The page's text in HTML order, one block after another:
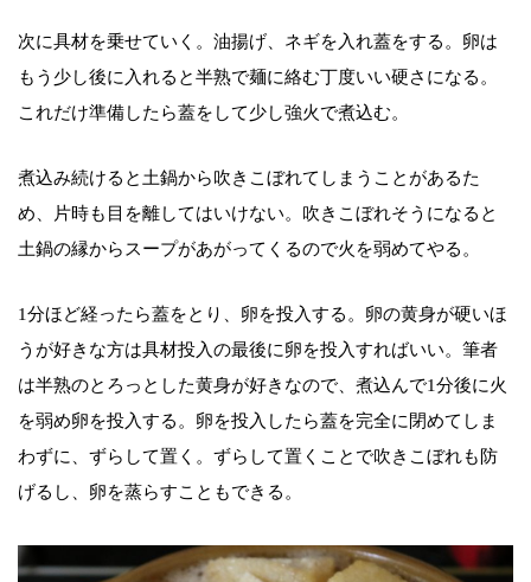
次に具材を乗せていく。油揚げ、ネギを入れ蓋をする。卵は
もう少し後に入れると半熟で麺に絡む丁度いい硬さになる。
これだけ準備したら蓋をして少し強火で煮込む。
煮込み続けると土鍋から吹きこぼれてしまうことがあるた
め、片時も目を離してはいけない。吹きこぼれそうになると
土鍋の縁からスープがあがってくるので火を弱めてやる。
1分ほど経ったら蓋をとり、卵を投入する。卵の黄身が硬いほ
うが好きな方は具材投入の最後に卵を投入すればいい。筆者
は半熟のとろっとした黄身が好きなので、煮込んで1分後に火
を弱め卵を投入する。卵を投入したら蓋を完全に閉めてしま
わずに、ずらして置く。ずらして置くことで吹きこぼれも防
げるし、卵を蒸らすこともできる。